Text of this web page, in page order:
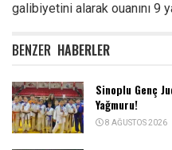
galibiyetini alarak ouanını 9
BENZER HABERLER
Sinoplu Genç
Yağmuru!
8 AĞUSTOS 2026